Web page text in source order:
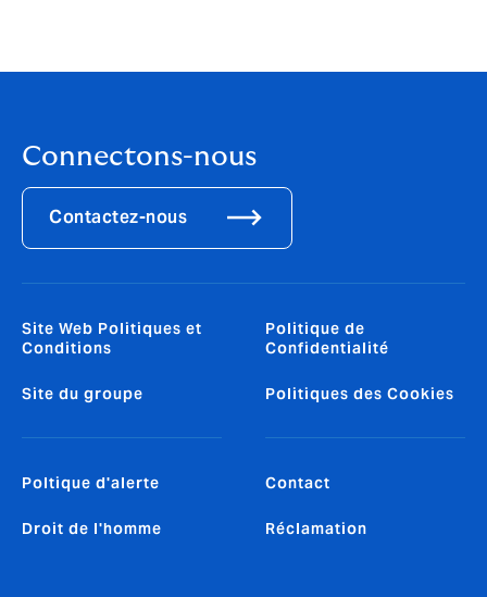
Connectons-nous
Contactez-nous
Site Web Politiques et
Conditions
Site du groupe
Politique de
Confidentialité
Politiques des Cookies
Poltique d'alerte
Droit de l'homme
Contact
Réclamation